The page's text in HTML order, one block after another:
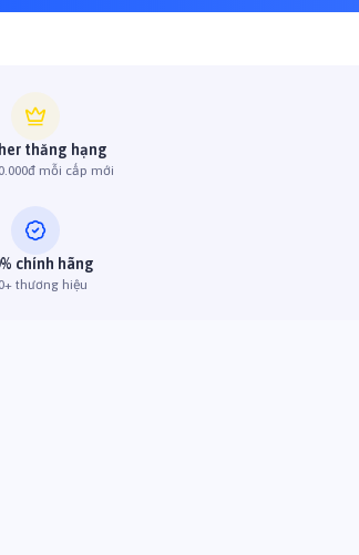
thăng hạng
mỗi cấp mới
chính hãng
thương hiệu